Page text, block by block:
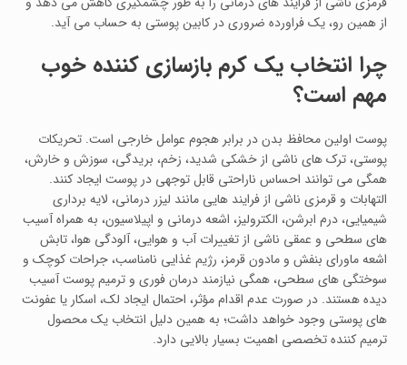
از همین رو، یک فراورده ضروری در کابین پوستی به‌ حساب می‌ آید.
چرا انتخاب یک کرم بازسازی کننده خوب
مهم است؟
پوست اولین محافظ بدن در برابر هجوم عوامل خارجی است. تحریکات
پوستی، ترک‌ های ناشی از خشکی شدید، زخم، بریدگی، سوزش و خارش،
همگی می‌ توانند احساس ناراحتی قابل توجهی در پوست ایجاد کنند.
التهابات و قرمزی ناشی از فرایند هایی مانند لیزر درمانی، لایه‌ برداری
شیمیایی، درم‌ ابرشن، الکترولیز، اشعه درمانی و اپیلاسیون، به همراه آسیب‌
های سطحی و عمقی ناشی از تغییرات آب‌ و هوایی، آلودگی هوا، تابش
اشعه ماورای بنفش و مادون‌ قرمز، رژیم غذایی نامناسب، جراحات کوچک و
سوختگی‌ های سطحی، همگی نیازمند درمان فوری و ترمیم پوست آسیب‌
دیده هستند. در صورت عدم اقدام مؤثر، احتمال ایجاد لک، اسکار یا عفونت‌
های پوستی وجود خواهد داشت؛ به همین دلیل انتخاب یک محصول
ترمیم‌ کننده تخصصی اهمیت بسیار بالایی دارد.